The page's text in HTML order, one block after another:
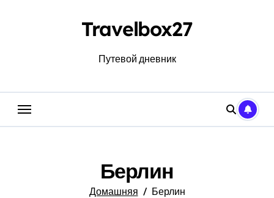
Travelbox27
Путевой дневник
Берлин
Домашняя Берлин